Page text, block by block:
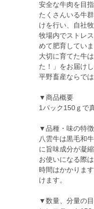
安全な牛肉を目
たくさんいる牛
けを行い、自社
牧場内でストレ
めて肥育していま
大切に育てた牛
た！」をお届け
平野畜産ならで
▼商品概要
1パック150ｇで
▼品種・味の特
八雲牛は黒毛和
に旨味成分が凝
お使いになる際
時間はかかりま
けます。
▼数量、分量の